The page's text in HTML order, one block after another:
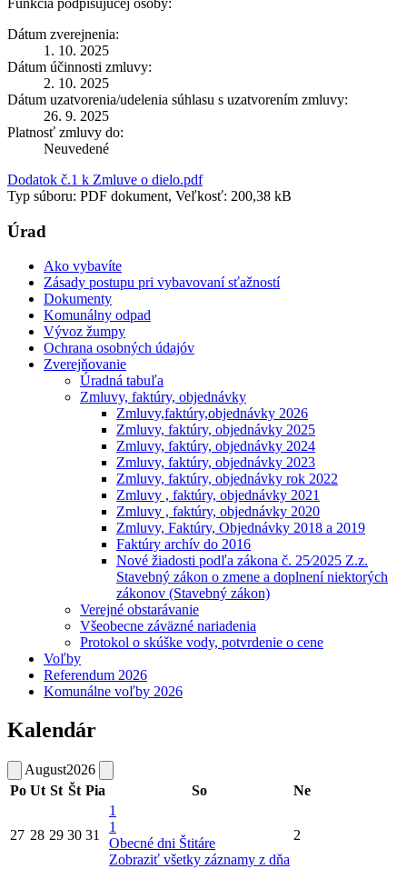
Dátum zverejnenia:
1. 10. 2025
Dátum účinnosti zmluvy:
2. 10. 2025
Dátum uzatvorenia/udelenia súhlasu s uzatvorením zmluvy:
26. 9. 2025
Platnosť zmluvy do:
Neuvedené
Dodatok č.1 k Zmluve o dielo.pdf
Typ súboru: PDF dokument, Veľkosť: 200,38 kB
Úrad
Ako vybavíte
Zásady postupu pri vybavovaní sťažností
Dokumenty
Komunálny odpad
Vývoz žumpy
Ochrana osobných údajóv
Zverejňovanie
Úradná tabuľa
Zmluvy, faktúry, objednávky
Zmluvy,faktúry,objednávky 2026
Zmluvy, faktúry, objednávky 2025
Zmluvy, faktúry, objednávky 2024
Zmluvy, faktúry, objednávky 2023
Zmluvy, faktúry, objednávky rok 2022
Zmluvy , faktúry, objednávky 2021
Zmluvy , faktúry, objednávky 2020
Zmluvy, Faktúry, Objednávky 2018 a 2019
Faktúry archív do 2016
Nové žiadosti podľa zákona č. 25⁄2025 Z.z.
Stavebný zákon o zmene a doplnení niektorých
zákonov (Stavebný zákon)
Verejné obstarávanie
Všeobecne záväzné nariadenia
Protokol o skúške vody, potvrdenie o cene
Voľby
Referendum 2026
Komunálne voľby 2026
Kalendár
August2026
Po Ut St Št Pia So Ne
27 28 29 30 31
1
1
Obecné dni Štitáre
Zobraziť všetky záznamy z dňa
2